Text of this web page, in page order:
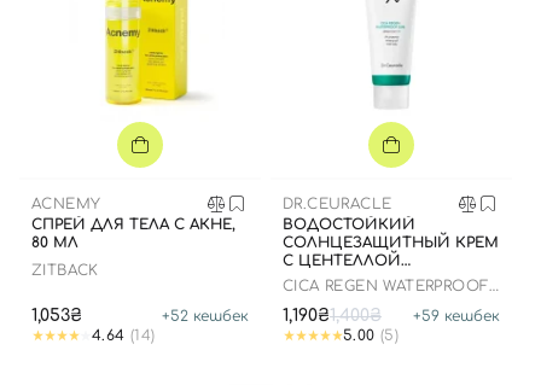
ACNEMY
СПРЕЙ ДЛЯ ТЕЛА С АКНЕ,
80 МЛ
ZITBACK
1,053₴ +52 кешбек
4.64 (14)
DR.CEURACLE
ВОДОСТОЙКИЙ
СОЛНЦЕЗАЩИТНЫЙ КРЕМ
С ЦЕНТЕЛЛОЙ
АЗИАТСКОЙ, 100 МЛ ДО
CICA REGEN WATERPROOF
1,190₴1,400₴ +59 кешбек
5.00 (5)